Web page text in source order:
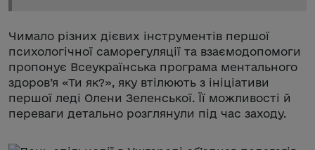
Чимало різних дієвих інструментів першої
психологічної саморегуляції та взаємодопомоги
пропонує Всеукраїнська програма ментального
здоров’я «Ти як?», яку втілюють з ініціативи
першої леді Олени Зеленської. Її можливості й
переваги детально розглянули під час заходу.